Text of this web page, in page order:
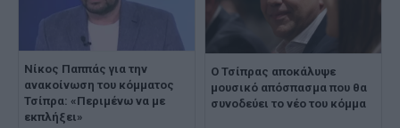
Νίκος Παππάς για την
ανακοίνωση του κόμματος
Τσίπρα: «Περιμένω να με
εκπλήξει»
Ο Τσίπρας αποκάλυψε
μουσικό απόσπασμα που θα
συνοδεύει το νέο του κόμμα